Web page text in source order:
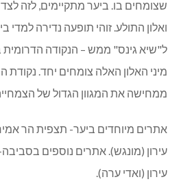
שצומחים בו. ביער מתקיימים, לזה לצד
ואלון התולע. זוהי תופעה נדירה למדי
ל"שיא גינס" ממש – הנקודה
מיני האלון האלה צומחים יחד. נקודת
ממחישה את המגוון הגדול של
אתרים מיוחדים ביער- תצפית הר אמיר.
עירון (מונגש). אתרים נוספים
עירון (ואדי ערה).